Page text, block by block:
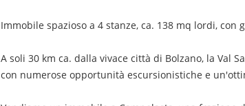
Immobile spazioso a 4 stanze, ca. 138 mq lordi, con
A soli 30 km ca. dalla vivace città di Bolzano, la Val
con numerose opportunità escursionistiche e